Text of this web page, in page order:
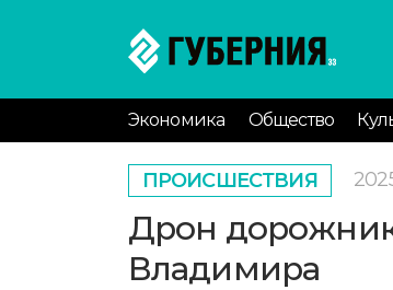
Экономика Общество
ПРОИСШЕСТВИЯ
Дрон
Владимира